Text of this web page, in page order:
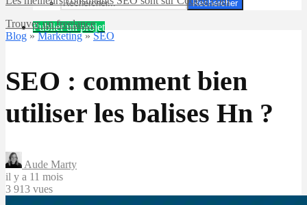
Rechercher
Publier un projet
Trouver un freelance
Blog »Marketing»SEO
SEO : comment bien
utiliser les balises Hn ?
Aude Marty
il y a 11 mois
3 913 vues